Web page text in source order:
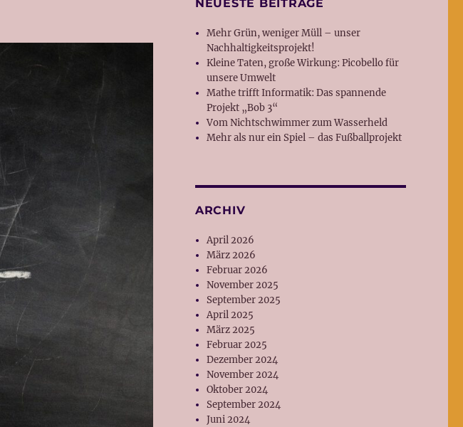
NEUESTE BEITRÄGE
Mehr Grün, weniger Müll – unser
Nachhaltigkeitsprojekt!
Kleine Taten, große Wirkung: Picobello für
unsere Umwelt
Mathe trifft Informatik: Das spannende
Projekt „Bob 3“
Vom Nichtschwimmer zum Wasserheld
Mehr als nur ein Spiel – das Fußballprojekt
ARCHIV
April 2026
März 2026
Februar 2026
November 2025
September 2025
April 2025
März 2025
Februar 2025
Dezember 2024
November 2024
Oktober 2024
September 2024
Juni 2024